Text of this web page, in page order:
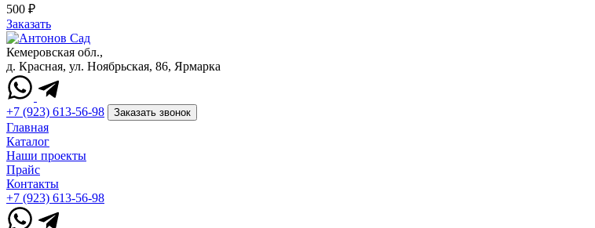
500 ₽
Заказать
Кемеровская обл.,
д. Красная, ул. Ноябрьская, 86, Ярмарка
+7 (923) 613-56-98 Заказать звонок
Главная
Каталог
Наши проекты
Прайс
Контакты
+7 (923) 613-56-98